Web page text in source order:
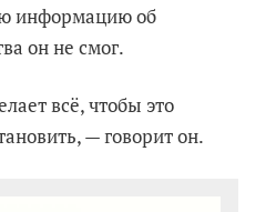
информацию об
он не смог.
всё, чтобы это
— говорит он.